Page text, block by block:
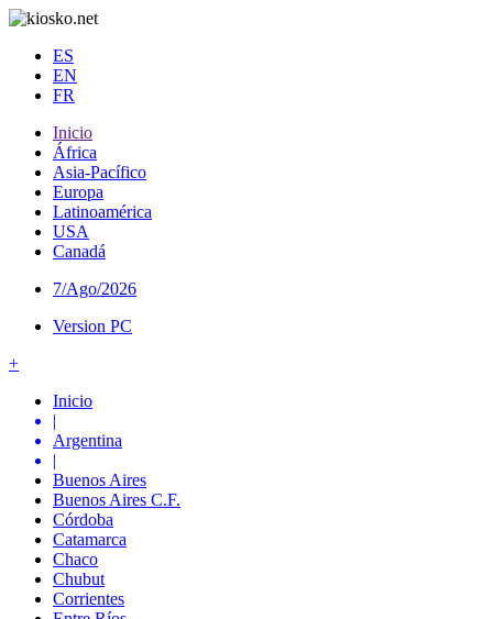
ES
EN
FR
Inicio
África
Asia-Pacífico
Europa
Latinoamérica
USA
Canadá
7/Ago/2026
Version PC
+
Inicio
|
Argentina
|
Buenos Aires
Buenos Aires C.F.
Córdoba
Catamarca
Chaco
Chubut
Corrientes